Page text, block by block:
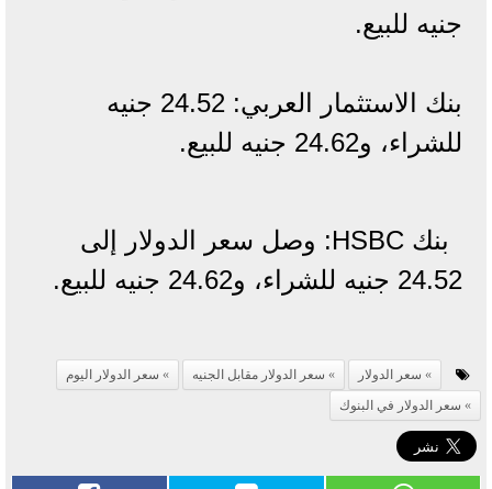
جنيه للبيع.
بنك الاستثمار العربي: 24.52 جنيه
للشراء، و24.62 جنيه للبيع.
بنك HSBC: وصل سعر الدولار إلى
24.52 جنيه للشراء، و24.62 جنيه للبيع.
سعر الدولار سعر الدولار مقابل الجنيه
سعر الدولار اليوم
سعر الدولار في البنوك